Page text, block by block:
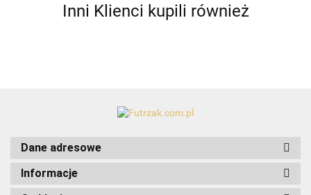
Inni Klienci kupili również
Dane adresowe
Informacje